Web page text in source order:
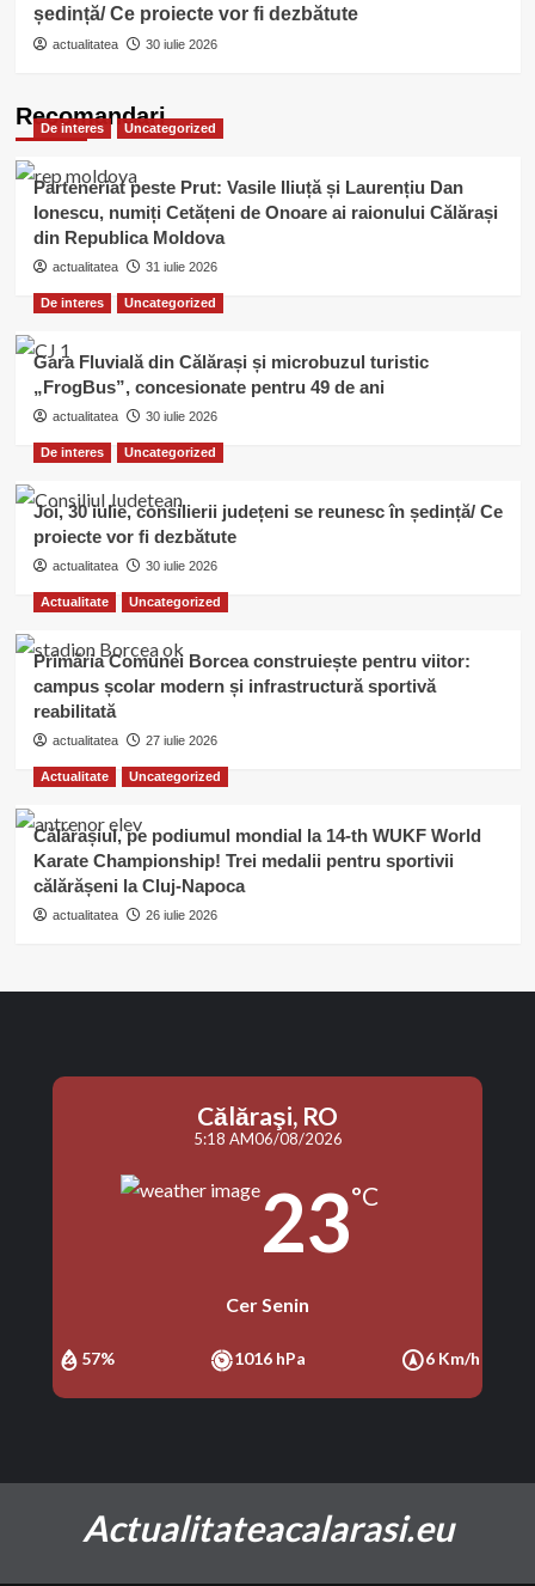
ședință/ Ce proiecte vor fi dezbătute
actualitatea 30 iulie 2026
Recomandari
De interes Uncategorized
Parteneriat peste Prut: Vasile Iliuță și Laurențiu Dan
Ionescu, numiți Cetățeni de Onoare ai raionului Călărași
din Republica Moldova
actualitatea 31 iulie 2026
De interes Uncategorized
Gara Fluvială din Călărași și microbuzul turistic
„FrogBus”, concesionate pentru 49 de ani
actualitatea 30 iulie 2026
De interes Uncategorized
Joi, 30 iulie, consilierii județeni se reunesc în ședință/ Ce
proiecte vor fi dezbătute
actualitatea 30 iulie 2026
Actualitate Uncategorized
Primăria Comunei Borcea construiește pentru viitor:
campus școlar modern și infrastructură sportivă
reabilitată
actualitatea 27 iulie 2026
Actualitate Uncategorized
Călărașiul, pe podiumul mondial la 14-th WUKF World
Karate Championship! Trei medalii pentru sportivii
călărășeni la Cluj-Napoca
actualitatea 26 iulie 2026
Călăraşi, RO
5:18 AM06/08/2026
23°C
Cer Senin
57% 1016 hPa 6 Km/h
Actualitateacalarasi.eu